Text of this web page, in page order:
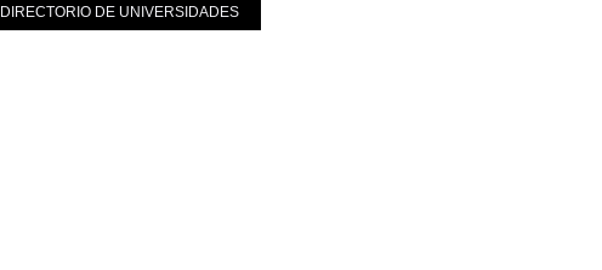
DIRECTORIO DE UNIVERSIDADES